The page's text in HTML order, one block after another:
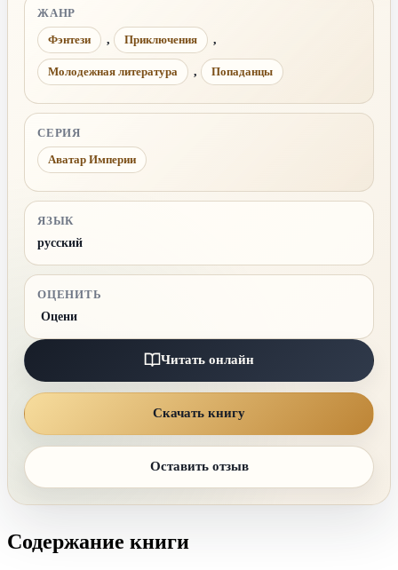
ЖАНР
Фэнтези
, Приключения ,
Молодежная литература , Попаданцы
СЕРИЯ
Аватар Империи
ЯЗЫК
русский
ОЦЕНИТЬ
Оцени
Читать онлайн
Скачать книгу
Оставить отзыв
Содержание книги